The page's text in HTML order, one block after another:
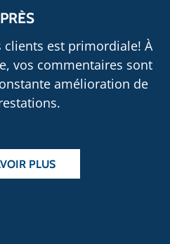
clients est primordiale! À
vos commentaires sont
amélioration de
PLUS